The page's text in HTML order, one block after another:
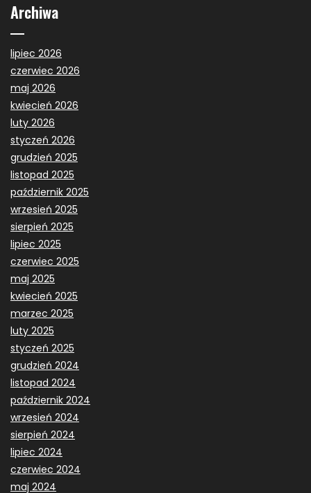
Archiwa
lipiec 2026
czerwiec 2026
maj 2026
kwiecień 2026
luty 2026
styczeń 2026
grudzień 2025
listopad 2025
październik 2025
wrzesień 2025
sierpień 2025
lipiec 2025
czerwiec 2025
maj 2025
kwiecień 2025
marzec 2025
luty 2025
styczeń 2025
grudzień 2024
listopad 2024
październik 2024
wrzesień 2024
sierpień 2024
lipiec 2024
czerwiec 2024
maj 2024